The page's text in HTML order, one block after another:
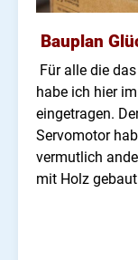
Bauplan
Für alle die
habe ich hier
eingetragen.
Servomotor
vermutlich
mit Holz